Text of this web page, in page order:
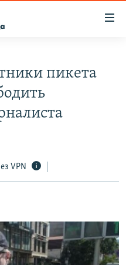
пикета
VPN